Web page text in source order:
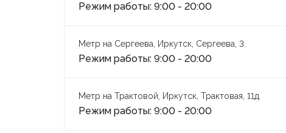
Режим работы: 9:00 - 20:00
Метр на Сергеева, Иркутск, Сергеева, 3
Режим работы: 9:00 - 20:00
Метр на Трактовой, Иркутск, Трактовая, 11д
Режим работы: 9:00 - 20:00